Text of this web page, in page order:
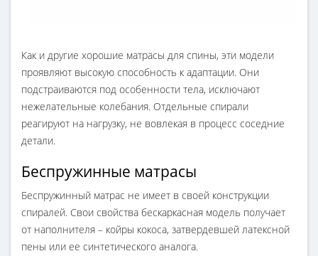
Как и другие хорошие матрасы для спины, эти модели
проявляют высокую способность к адаптации. Они
подстраиваются под особенности тела, исключают
нежелательные колебания. Отдельные спирали
реагируют на нагрузку, не вовлекая в процесс соседние
детали.
Беспружинные матрасы
Беспружинный матрас не имеет в своей конструкции
спиралей. Свои свойства бескаркасная модель получает
от наполнителя – койры кокоса, затвердевшей латексной
пены или ее синтетического аналога.